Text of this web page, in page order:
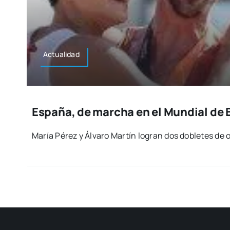
Actua­li­dad
España, de marcha en el Mundial de
María Pérez y Álva­ro Mar­tín logran dos doble­tes de